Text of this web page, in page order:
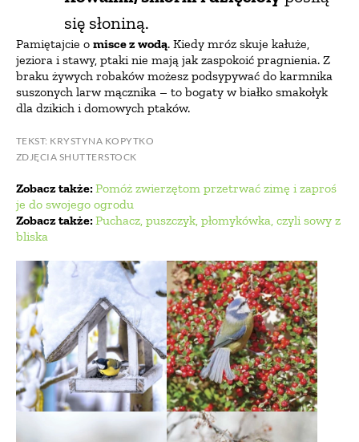
się słoniną.
Pamiętajcie o misce z wodą. Kiedy mróz skuje kałuże,
jeziora i stawy, ptaki nie mają jak zaspokoić pragnienia. Z
braku żywych robaków możesz podsypywać do karmnika
suszonych larw mącznika – to bogaty w białko smakołyk
dla dzikich i domowych ptaków.
TEKST: KRYSTYNA KOPYTKO
ZDJĘCIA SHUTTERSTOCK
Zobacz także:Pomóż zwierzętom przetrwać zimę i zaproś
je do swojego ogrodu
Zobacz także:Puchacz, puszczyk, płomykówka, czyli sowy z
bliska